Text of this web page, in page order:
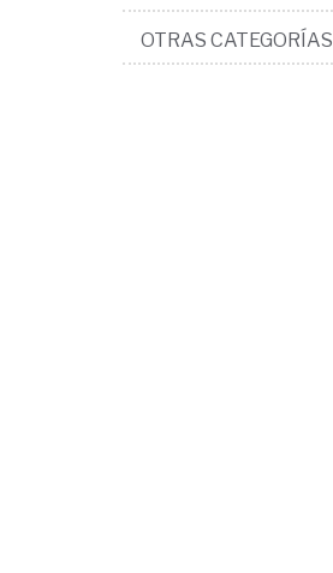
OTRAS CATEGORÍAS